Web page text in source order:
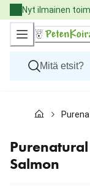
Skip
to
Content
Nyt ilmainen
Kissat
Tuotemerkit
Uutuudet
Salmon